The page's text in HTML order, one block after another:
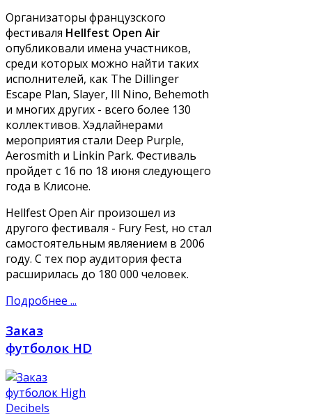
Организаторы французского
фестиваля Hellfest Open Air
опубликовали имена участников,
среди которых можно найти таких
исполнителей, как The Dillinger
Escape Plan, Slayer, Ill Nino, Behemoth
и многих других - всего более 130
коллективов. Хэдлайнерами
мероприятия стали Deep Purple,
Aerosmith и Linkin Park. Фестиваль
пройдет с 16 по 18 июня следующего
года в Клисоне.
Hellfest Open Air произошел из
другого фестиваля - Fury Fest, но стал
самостоятельным являением в 2006
году. С тех пор аудитория феста
расширилась до 180 000 человек.
Подробнее ...
Заказ
футболок HD